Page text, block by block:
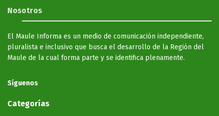
Nosotros
El Maule Informa es un medio de comunicación independiente,
pluralista e inclusivo que busca el desarrollo de la Región del
Maule de la cual forma parte y se identifica plenamente.
Síguenos
Categorías